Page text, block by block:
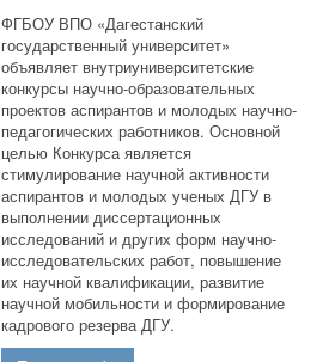
ФГБОУ ВПО «Дагестанский
государственный университет»
объявляет внутриуниверситетские
конкурсы научно-образовательных
проектов аспирантов и молодых научно-
педагогических работников. Основной
целью Конкурса является
стимулирование научной активности
аспирантов и молодых ученых ДГУ в
выполнении диссертационных
исследований и других форм научно-
исследовательских работ, повышение
их научной квалификации, развитие
научной мобильности и формирование
кадрового резерва ДГУ.